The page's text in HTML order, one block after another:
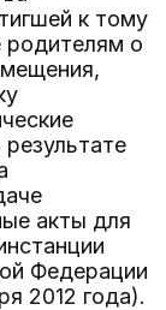
к тому
родителям о
акты для
Федерации
2012 года).